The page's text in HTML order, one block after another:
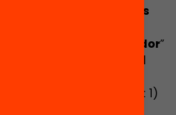
quatre
arguments
escolar és un “
marcador”
educatives, en el
i en el del progrés
ho és en un doble sentit: 1)
un factor que